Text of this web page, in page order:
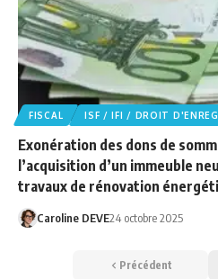
FISCAL ISF / IFI / DROIT
Exonération des dons de
l’acquisition d’un immeuble
travaux de rénovation
Caroline DEVE24 octobre 2025
Précédent